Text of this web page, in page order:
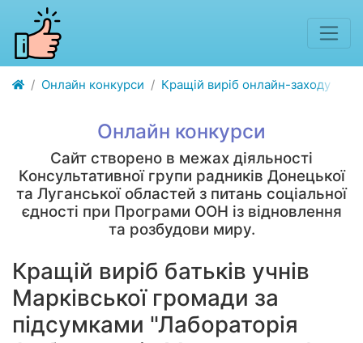
Онлайн конкурси Кращій виріб онлайн-заходу
Онлайн конкурси
Сайт створено в межах діяльності
Консультативної групи радників Донецької
та Луганської областей з питань соціальної
єдності при Програми ООН із відновлення
та розбудови миру.
Кращій виріб батьків учнів
Марківської громади за
підсумками "Лабораторія